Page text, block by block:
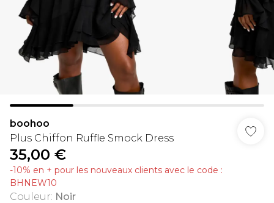
boohoo
Plus Chiffon Ruffle Smock Dress
35,00 €
-10% en + pour les nouveaux clients avec le code :
BHNEW10
Couleur: Noir